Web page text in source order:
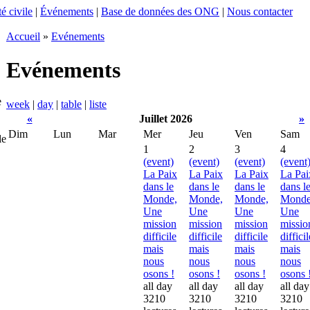
civile | Événements | Base de données des ONG | Nous contacter
Accueil » Evénements
Evénements
week | day | table | liste
«
Juillet 2026
»
Dim
Lun Mar Mer Jeu Ven
Sam
1
(event)
La Paix
dans le
Monde,
Une
mission
difficile
mais
nous
osons !
all day
3210
2
(event)
La Paix
dans le
Monde,
Une
mission
difficile
mais
nous
osons !
all day
3210
3
(event)
La Paix
dans le
Monde,
Une
mission
difficile
mais
nous
osons !
all day
3210
4
(event)
La
dans le
Une
mais
nous
osons !
all day
3210